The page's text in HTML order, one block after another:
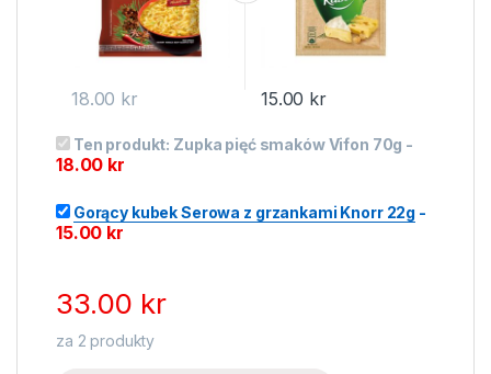
18.00 kr 15.00 kr
Ten produkt: Zupka pięć smaków Vifon 70g -
18.00 kr
Gorący kubek Serowa z grzankami Knorr 22g -
15.00 kr
33.00 kr
za 2 produkty